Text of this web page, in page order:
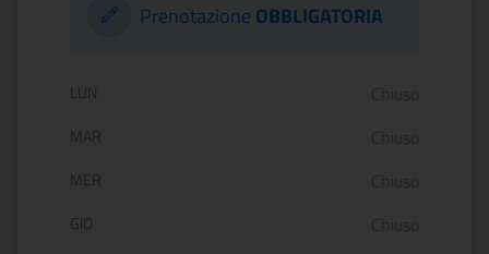
Prenotazione OBBLIGATORIA
Orario di apertura:
LUN
MAR
MER
GIO